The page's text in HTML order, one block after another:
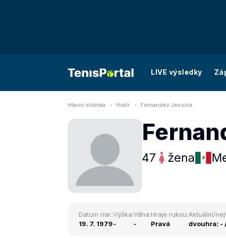
LIVE výsledky
Hlavní stránka Hráči Fernandez Jessica
47 žena
Datum nar.:
19. 7. 1979
Výška:
-
Váha:
-
Hraje rukou:
Pravá
Aktuální/
dvouhra: -